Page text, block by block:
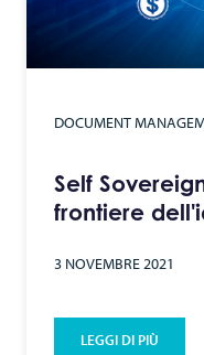
DOCUMENT
Self
frontiere
3 NOVEMBRE 2021
LEGGI DI PIÙ